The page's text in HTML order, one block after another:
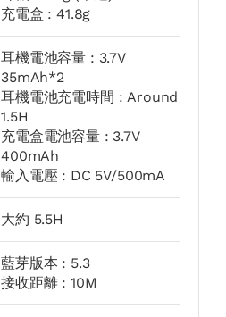
充電盒 : 41.8g
耳機電池容量 : 3.7V
35mAh*2
耳機電池充電時間 : Around
1.5H
充電盒電池容量 : 3.7V
400mAh
輸入電壓 : DC 5V/500mA
大約 5.5H
藍芽版本 : 5.3
接收距離 : 10M